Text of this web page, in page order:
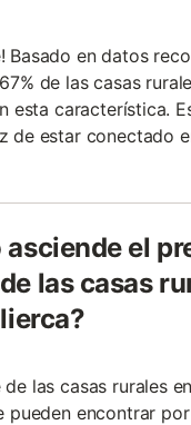
Basado en datos
de las casas
esta característica.
de estar conectado
asciende el
las casas
las casas rurales
pueden encontrar